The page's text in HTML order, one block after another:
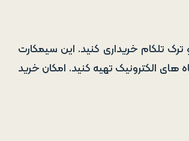
تلکام خریداری کنید. این سیمکارت
الکترونیک تهیه کنید. امکان خرید